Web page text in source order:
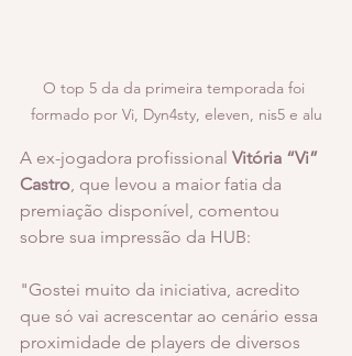
O top 5 da da primeira temporada foi
formado por Vi, Dyn4sty, eleven, nis5 e alu
A ex-jogadora profissional Vitória “Vi”
Castro , que levou a maior fatia da
premiação disponível, comentou
sobre sua impressão da HUB:
"Gostei muito da iniciativa, acredito
que só vai acrescentar ao cenário essa
proximidade de players de diversos